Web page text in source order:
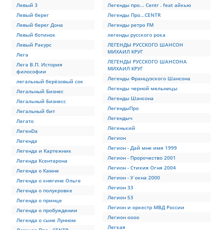
Левый 3
Левый берег
Левый берег Дона
Левый ботинок
Левый Ракурс
Лега
Лега В.П. История
философии
легальный берёзовый сок
Легальный Бизнес
Легальный Бизнесс
Легальный бит
Легато
ЛегенDа
Легенда
Легенда и Картежник
Легенда Ксентарона
Легенда о Камне
Легенда о княгине Ольге
Легенда о полукровке
Легенда о принце
Легенда о пробуждении
Легенда о сыне Лунном
Легенды про... Centr . feat айкью
Легенды Про...CENTR
Легенды ретро FM
легенды русского рока
ЛЕГЕНДЫ РУССКОГО ШАНСОН
МИХАИЛ КРУГ
ЛЕГЕНДЫ РУССКОГО ШАНСОНА
МИХАИЛ КРУГ
Легенды Французского Шансона
Легенды черной мельницы
Легенды Шансона
ЛегендыПро
Легендыч
Лёгенький
Легион
Легион - Дай мне имя 1999
Легион - Пророчество 2001
Легион - Стихия Огня 2004
Легион - У окна 2000
Легион 33
Легион 53
Легион и оркестр МВД России
Легион оооо
Легкая